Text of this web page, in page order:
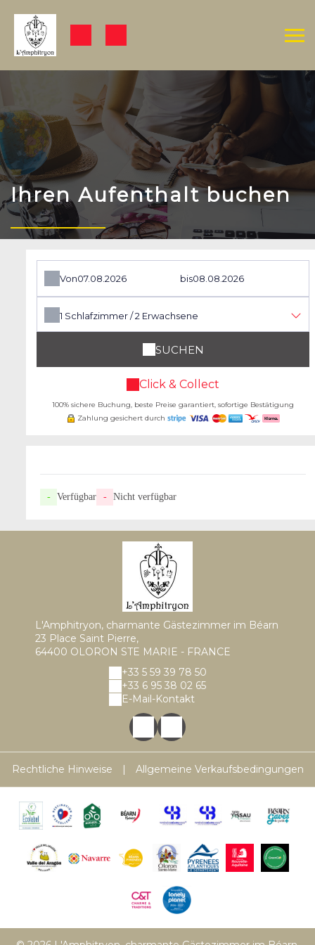
Ihren Aufenthalt buchen
Von bis
1 Schlafzimmer /2 Erwachsene
SUCHEN
Click & Collect
100% sichere Buchung, beste Preise garantiert, sofortige Bestätigung
Zahlung gesichert durch
- Verfügbar - Nicht verfügbar
L'Amphitryon, charmante Gästezimmer im Béarn
23 Place Saint Pierre,
64400 OLORON STE MARIE - FRANCE
+33 5 59 39 78 50
+33 6 95 38 02 65
E-Mail-Kontakt
Rechtliche Hinweise | Allgemeine Verkaufsbedingungen